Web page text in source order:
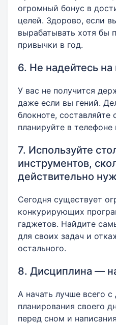
огромный бонус в
целей. Здорово, если
вырабатывать хотя бы
привычки в год.
6. Не надейтесь на
У вас не получится
даже если вы гений.
блокноте, составляйте
планируйте в
7. Используйте
инструментов,
действительно
Сегодня существует
конкурирующих
гаджетов. Найдите
для своих задач и
остального.
8. Дисциплина —
А начать лучше всего
планирования своего
перед сном и